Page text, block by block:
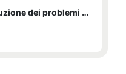
- Problemi comuni e risoluzione dei problemi per i pezzi di ricambio della pompa Warman